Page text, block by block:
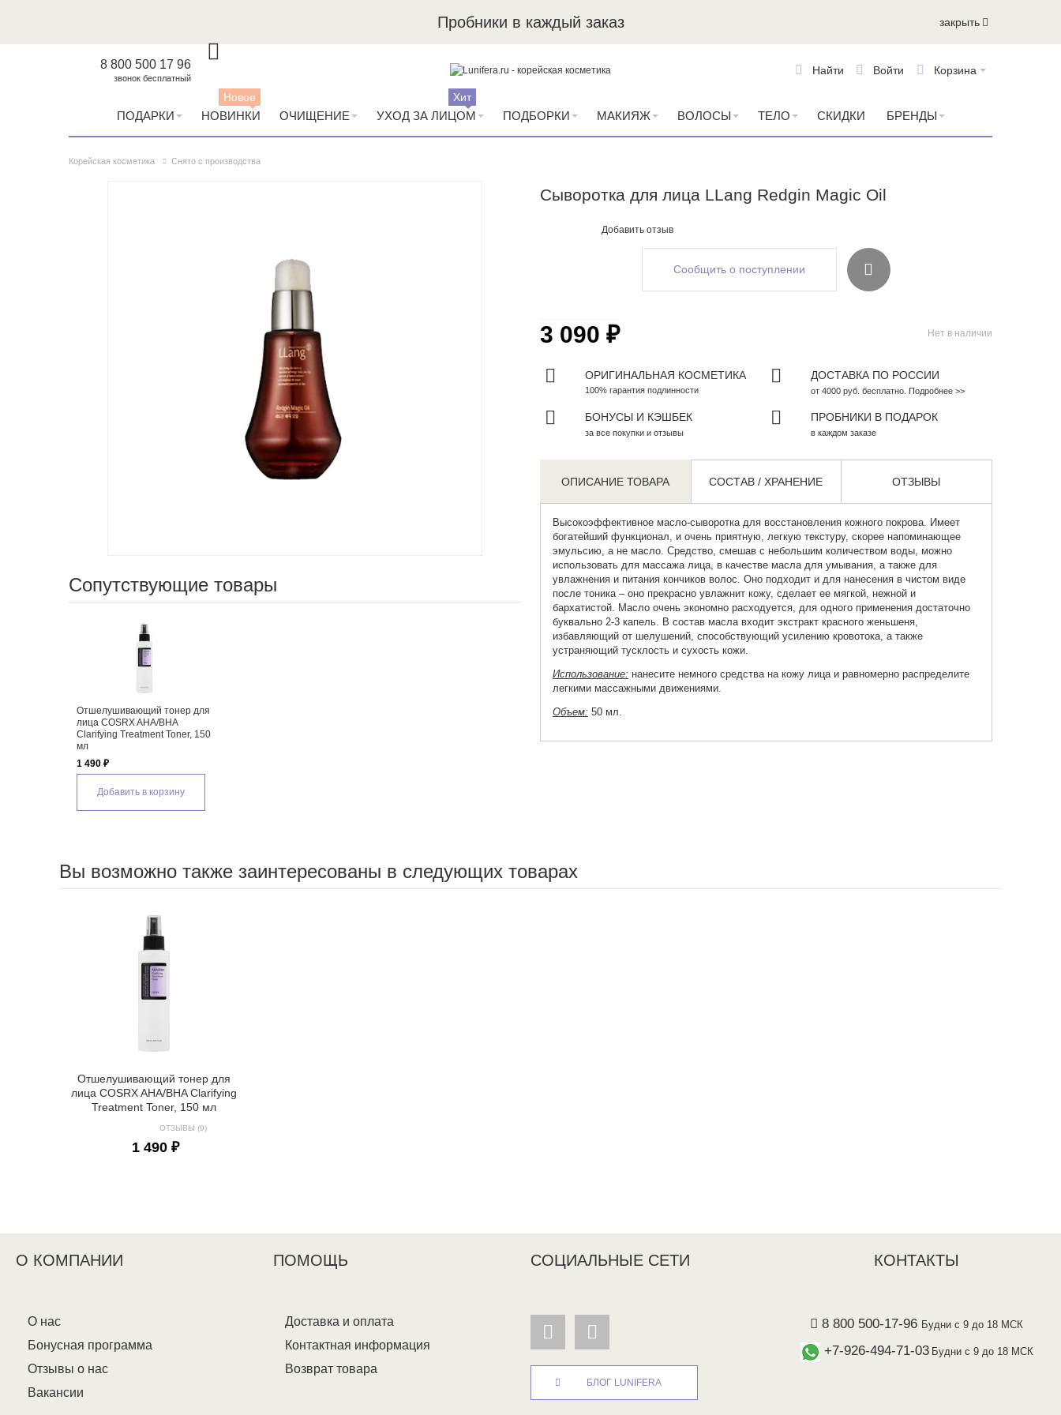
Пробники в каждый заказ закрыть
8 800 500 17 96
звонок бесплатный
Корзина
Войти
Найти
ПОДАРКИ НОВИНКИ
Новое
ОЧИЩЕНИЕ УХОД ЗА ЛИЦОМ
Хит
ПОДБОРКИ МАКИЯЖ ВОЛОСЫ ТЕЛО СКИДКИ БРЕНДЫ
Корейская косметика Снято с производства
Сыворотка для лица LLang Redgin Magic Oil
Добавить отзыв
Сопутствующие товары
Отшелушивающий тонер для
лица COSRX AHA/BHA
Clarifying Treatment Toner, 150
мл
1 490 ₽
Добавить в корзину
Сообщить о поступлении
Нет в наличии
3 090 ₽
ОРИГИНАЛЬНАЯ КОСМЕТИКА
100% гарантия подлинности
ДОСТАВКА ПО РОССИИ
от 4000 руб. бесплатно. Подробнее >>
БОНУСЫ И КЭШБЕК
за все покупки и отзывы
ПРОБНИКИ В ПОДАРОК
в каждом заказе
ОПИСАНИЕ ТОВАРА СОСТАВ / ХРАНЕНИЕ ОТЗЫВЫ
Высокоэффективное масло-сывороткадля восстановления кожного покрова. Имеет
богатейший функционал, и очень приятную, легкую текстуру, скорее напоминающее
эмульсию, а не масло. Средство, смешав с небольшим количеством воды, можно
использовать для массажа лица, в качестве масла для умывания, а также для
увлажнения и питания кончиков волос. Оно подходит и для нанесения в чистом виде
после тоника – оно прекрасно увлажнит кожу, сделает ее мягкой, нежной и
бархатистой. Масло очень экономно расходуется, для одного применения достаточно
буквально 2-3 капель. В состав масла входит экстракт красного женьшеня,
избавляющий от шелушений, способствующий усилению кровотока, а также
устраняющий тусклость и сухость кожи.
Использование: нанесите немного средства на кожу лица и равномерно распределите
легкими массажными движениями.
Объем: 50 мл.
Вы возможно также заинтересованы в следующих товарах
Отшелушивающий тонер для
лица COSRX AHA/BHA Clarifying
Treatment Toner, 150 мл
ОТЗЫВЫ (9)
1 490 ₽
О КОМПАНИИ ПОМОЩЬ СОЦИАЛЬНЫЕ СЕТИ КОНТАКТЫ
О нас
Бонусная программа
Отзывы о нас
Вакансии
Доставка и оплата
Контактная информация
Возврат товара
БЛОГ LUNIFERA
8 800 500-17-96 Будни с 9 до 18 МСК
+7-926-494-71-03 Будни с 9 до 18 МСК